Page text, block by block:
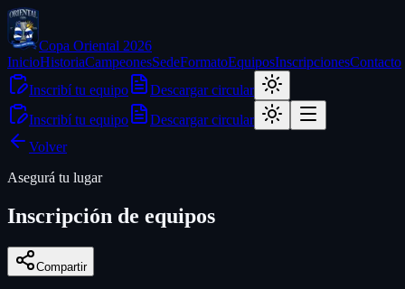
Copa Oriental 2026
InicioHistoriaCampeonesSedeFormatoEquiposInscripcionesContacto
Inscribí tu equipo
Descargar circular
Inscribí tu equipo
Descargar circular
Volver
Asegurá tu lugar
Inscripción de equipos
Compartir